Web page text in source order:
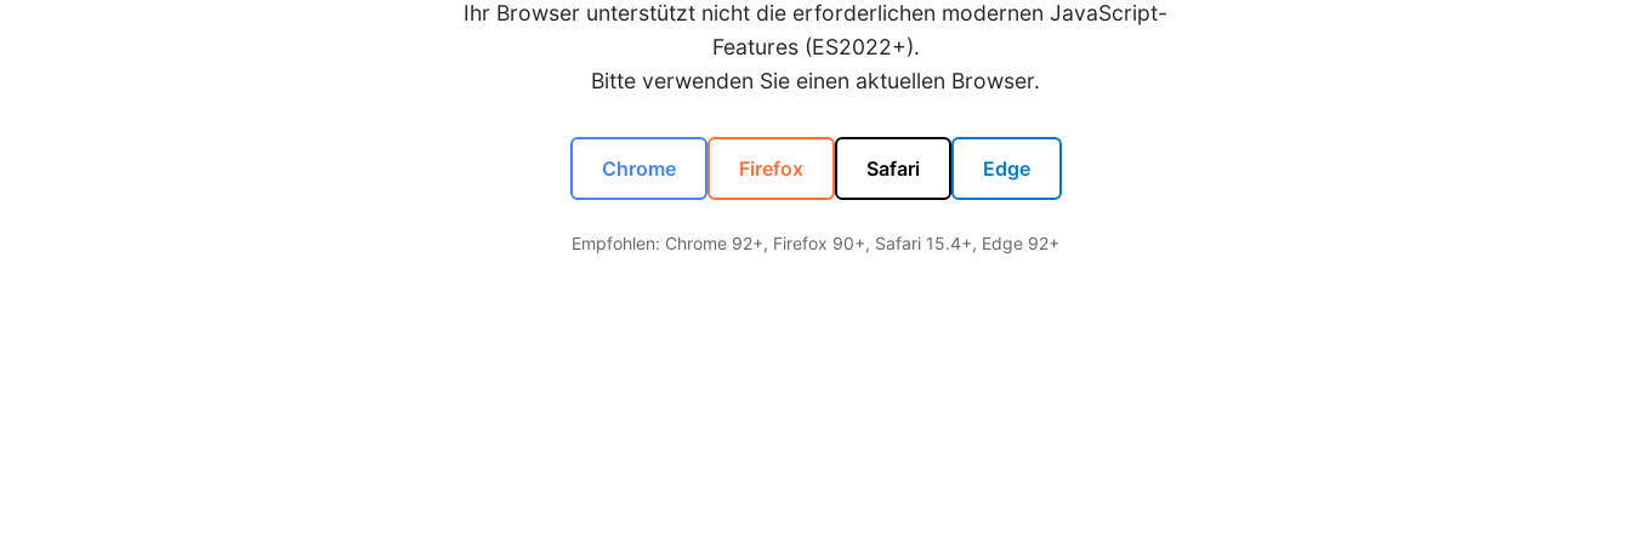
Ihr Browser unterstützt nicht die erforderlichen modernen JavaScript-
Features (ES2022+).
Bitte verwenden Sie einen aktuellen Browser.
Chrome Firefox Safari Edge
Empfohlen: Chrome 92+, Firefox 90+, Safari 15.4+, Edge 92+